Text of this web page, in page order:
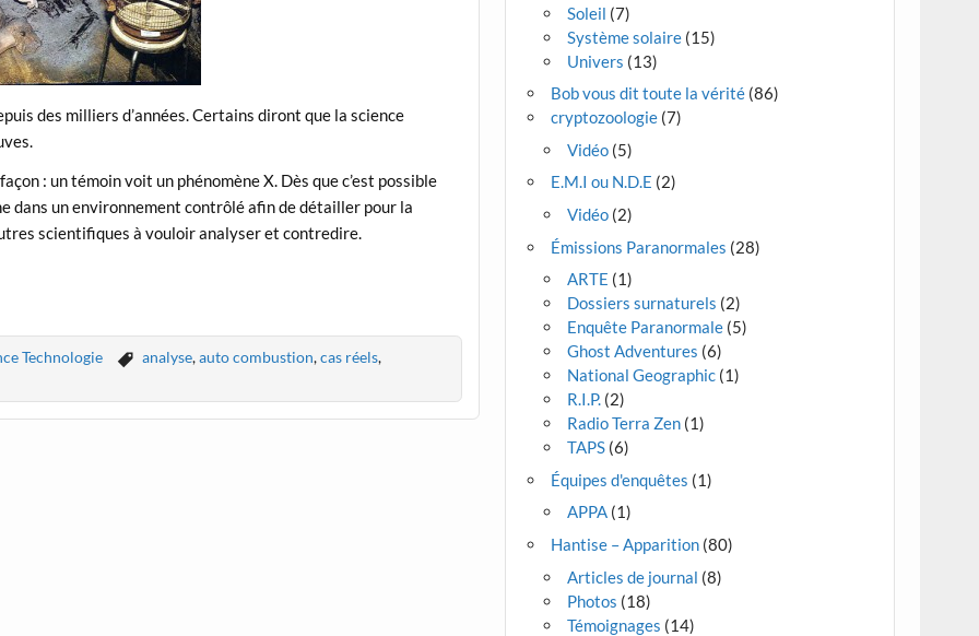
des milliers d’années. Certains diront que la science
: un témoin voit un phénomène X. Dès que c’est possible
dans un environnement contrôlé afin de détailler pour la
scientifiques à vouloir analyser et contredire.
Technologie analyse,auto combustion,cas réels,
Soleil (7)
Système solaire (15)
Univers (13)
Bob vous dit toute la vérité (86)
cryptozoologie (7)
Vidéo (5)
E.M.I ou N.D.E (2)
Vidéo (2)
Émissions Paranormales (28)
ARTE (1)
Dossiers surnaturels (2)
Enquête Paranormale (5)
Ghost Adventures (6)
National Geographic (1)
R.I.P. (2)
Radio Terra Zen (1)
TAPS (6)
Équipes d'enquêtes (1)
APPA (1)
Hantise – Apparition (80)
Articles de journal (8)
Photos (18)
Témoignages (14)